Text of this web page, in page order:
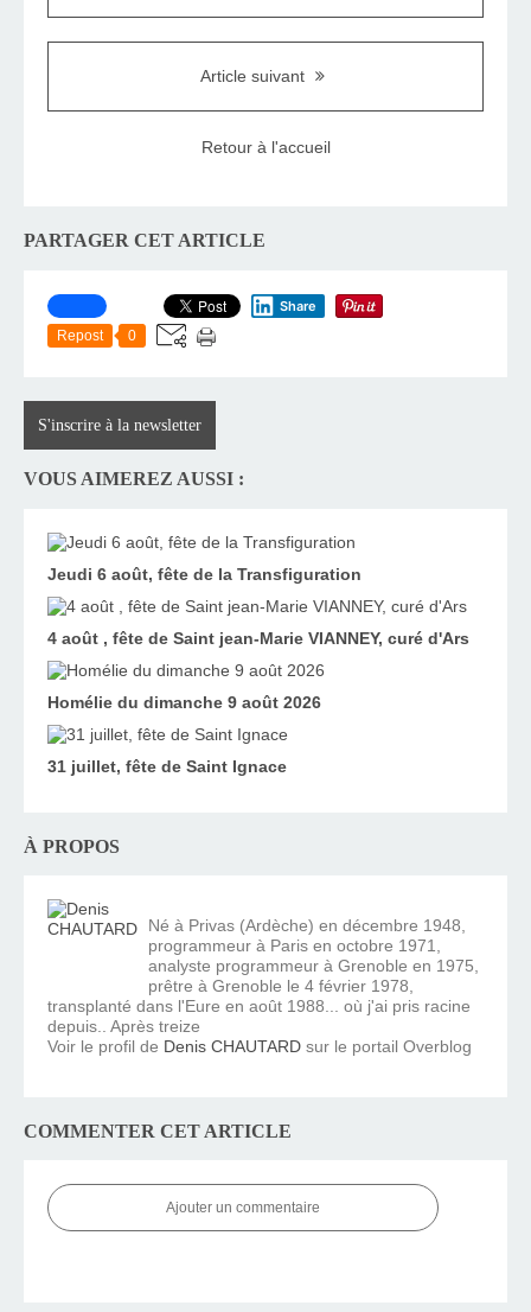
Article suivant
Retour à l'accueil
PARTAGER CET ARTICLE
Share
Repost
0
S'inscrire à la newsletter
VOUS AIMEREZ AUSSI :
Jeudi 6 août, fête de la Transfiguration
4 août , fête de Saint jean-Marie VIANNEY, curé d'Ars
Homélie du dimanche 9 août 2026
31 juillet, fête de Saint Ignace
À PROPOS
Né à Privas (Ardèche) en décembre 1948,
programmeur à Paris en octobre 1971,
analyste programmeur à Grenoble en 1975,
prêtre à Grenoble le 4 février 1978,
transplanté dans l'Eure en août 1988... où j'ai pris racine
depuis.. Après treize
Voir le profil de Denis CHAUTARD sur le portail Overblog
COMMENTER CET ARTICLE
Ajouter un commentaire